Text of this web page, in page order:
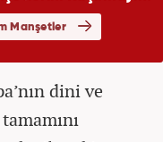
dini ve